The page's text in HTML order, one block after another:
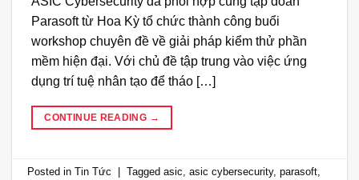
Parasoft từ Hoa Kỳ tổ chức thành công buổi
workshop chuyên đề về giải pháp kiểm thử phần
mềm hiện đại. Với chủ đề tập trung vào việc ứng
dụng trí tuệ nhân tạo để tháo […]
CONTINUE READING →
Posted inTin Tức Taggedasic,asic cybersecurity,parasoft,